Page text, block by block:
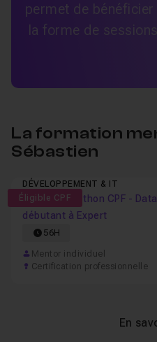
permet de bénéficier
la forme de
La formation
Sébastien
Éligible CPF
DÉVELOPPEMENT & IT
Formation Python CPF -
débutant à Expert
56H
Mentor individuel
Certification professionnelle
En